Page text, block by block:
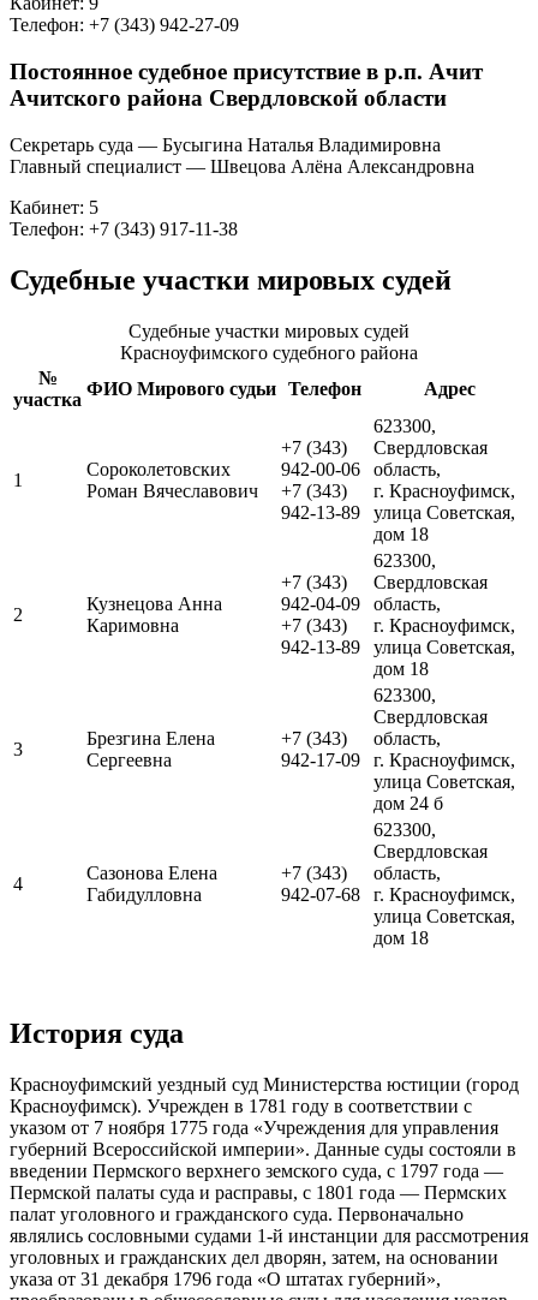
Телефон: +7 (343) 942-27-09
Постоянное судебное присутствие в р.п. Ачит
Ачитского района Свердловской области
Секретарь суда — Бусыгина Наталья Владимировна
Главный специалист — Швецова Алёна Александровна
Кабинет: 5
Телефон: +7 (343) 917-11-38
Судебные участки мировых судей
Судебные участки мировых судей
Красноуфимского судебного района
№
участка
ФИО Мирового судьи Телефон Адрес
1
Сороколетовских
Роман Вячеславович
+7 (343)
942-00-06
+7 (343)
942-13-89
623300,
Свердловская
область,
г. Красноуфимск,
улица Советская,
дом 18
2
Кузнецова Анна
Каримовна
+7 (343)
942-04-09
+7 (343)
942-13-89
623300,
Свердловская
область,
г. Красноуфимск,
улица Советская,
дом 18
3
Брезгина Елена
Сергеевна
+7 (343)
942-17-09
623300,
Свердловская
область,
г. Красноуфимск,
улица Советская,
дом 24 б
4
Сазонова Елена
Габидулловна
+7 (343)
942-07-68
623300,
Свердловская
область,
г. Красноуфимск,
улица Советская,
дом 18
История суда
Красноуфимский уездный суд Министерства юстиции (город
Красноуфимск). Учрежден в 1781 году в соответствии с
указом от 7 ноября 1775 года «Учреждения для управления
губерний Всероссийской империи». Данные суды состояли в
введении Пермского верхнего земского суда, с 1797 года —
Пермской палаты суда и расправы, с 1801 года — Пермских
палат уголовного и гражданского суда. Первоначально
являлись сословными судами 1-й инстанции для рассмотрения
уголовных и гражданских дел дворян, затем, на основании
указа от 31 декабря 1796 года «О штатах губерний»,